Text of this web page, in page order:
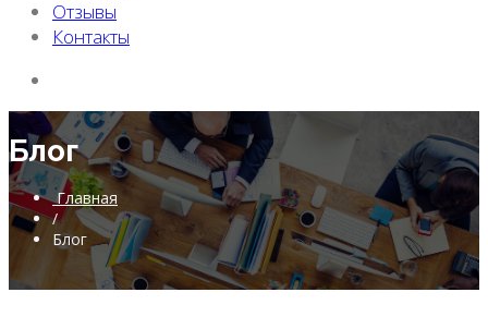
Отзывы
Контакты
Блог
Главная
/
Блог